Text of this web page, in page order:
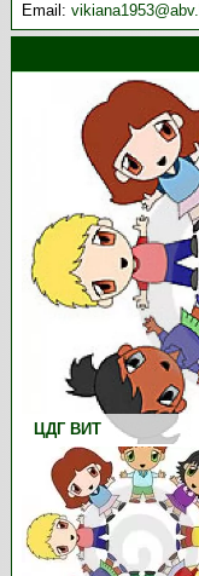
Email:
ЦДГ ВИТ